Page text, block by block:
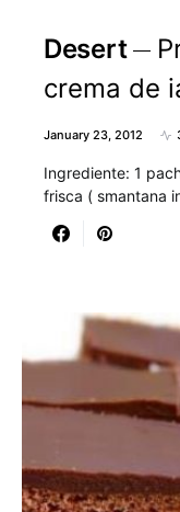
Desert
crema de
January 23, 2012
Ingrediente: 1
frisca ( smantana